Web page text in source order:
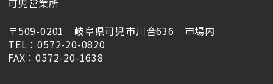
可児営業所
〒509-0201 岐阜県可児市川合636 市場内
TEL：0572-20-0820
FAX：0572-20-1638